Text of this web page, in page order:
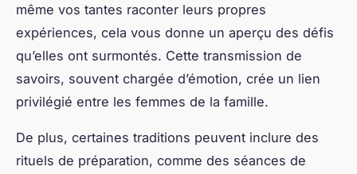
même vos tantes raconter leurs propres
expériences, cela vous donne un aperçu des défis
qu’elles ont surmontés. Cette transmission de
savoirs, souvent chargée d’émotion, crée un lien
privilégié entre les femmes de la famille.
De plus, certaines traditions peuvent inclure des
rituels de préparation, comme des séances de